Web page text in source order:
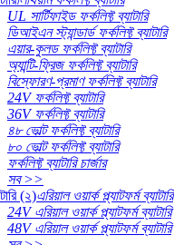
UL সার্টিফাইড ফর্কলিফ্ট ব্যাটারি
ডিআইএন স্ট্যান্ডার্ড ফর্কলিফ্ট ব্যাটারি
এয়ার-কুলড ফর্কলিফ্ট ব্যাটারি
অ্যান্টি-ফ্রিজ ফর্কলিফ্ট ব্যাটারি
বিস্ফোরণ-প্রমাণ ফর্কলিফ্ট ব্যাটারি
24V ফর্কলিফ্ট ব্যাটারি
36V ফর্কলিফ্ট ব্যাটারি
৪৮ ভোল্ট ফর্কলিফ্ট ব্যাটারি
৮০ ভোল্ট ফর্কলিফ্ট ব্যাটারি
ফর্কলিফ্ট ব্যাটারি চার্জার
সব >>
এরিয়াল ওয়ার্ক প্ল্যাটফর্ম ব্যাটারি
24V এরিয়াল ওয়ার্ক প্ল্যাটফর্ম ব্যাটারি
48V এরিয়াল ওয়ার্ক প্ল্যাটফর্ম ব্যাটারি